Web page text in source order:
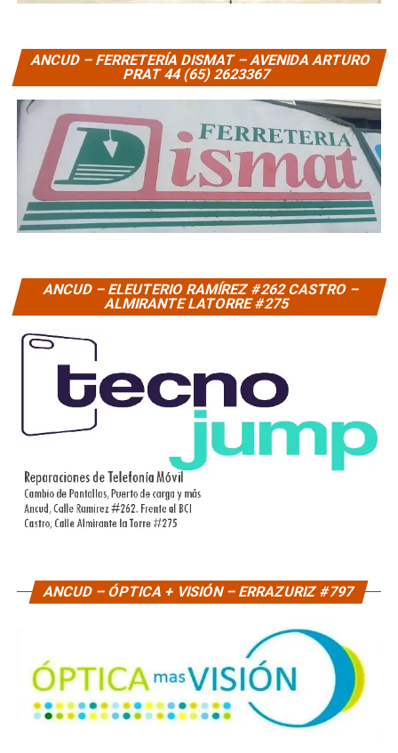
ANCUD – FERRETERÍA DISMAT – AVENIDA ARTURO
PRAT 44 (65) 2623367
ANCUD – ELEUTERIO RAMÍREZ #262 CASTRO –
ALMIRANTE LATORRE #275
ANCUD – ÓPTICA + VISIÓN – ERRAZURIZ #797